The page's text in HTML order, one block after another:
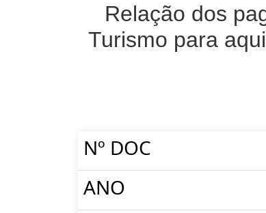
Relação dos
Turismo para
Nº DOC
ANO